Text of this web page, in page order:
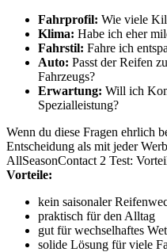
Fahrprofil: Wie viele
Klima: Habe ich eher
Fahrstil: Fahre ich
Auto: Passt der Reifen
Fahrzeugs?
Erwartung: Will ich
Spezialleistung?
Wenn du diese Fragen ehrlich
Entscheidung als mit jeder
AllSeasonContact 2 Test:
Vorteile:
kein saisonaler
praktisch für den Alltag
gut für wechselhaftes
solide Lösung für viele